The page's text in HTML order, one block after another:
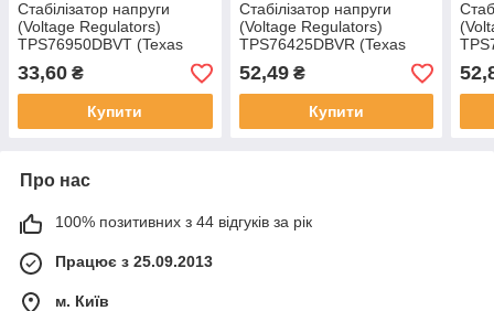
Стабілізатор напруги
(Voltage Regulators)
TPS76950DBVT (Texas
Instruments)
33,60 ₴
Купити
Стабілізатор напруги
(Voltage Regulators)
TPS76425DBVR (Texas
Instruments)
52,49₴
Купити
Про нас
100% позитивних з 44 відгуків за рік
Працює з 25.09.2013
м. Київ